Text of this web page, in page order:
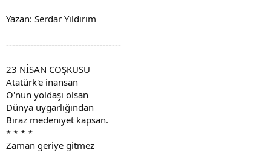
Yazan: Serdar Yıldırım
--------------------------------------
23 NİSAN COŞKUSU
Atatürk'e inansan
O'nun yoldaşı olsan
Dünya uygarlığından
Biraz medeniyet kapsan.
* * * *
Zaman geriye gitmez